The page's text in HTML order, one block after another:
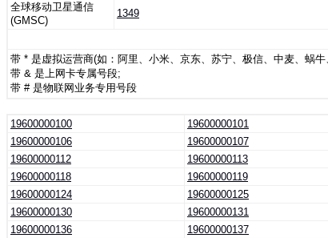
全球移动卫星通信
(GMSC)
1349
带 * 是虚拟运营商(如：阿里、小米、京东、苏宁、极信、中麦、蜗
带 & 是上网卡专属号段;
带 # 是物联网业务专用号段
19600000100 19600000101
19600000106
19600000107
19600000112
19600000113
19600000118
19600000119
19600000124
19600000125
19600000130
19600000131
19600000136
19600000137